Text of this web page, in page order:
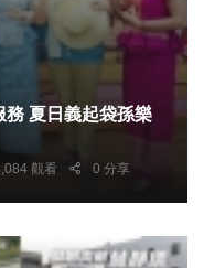
務 夏日義起袋孫樂
觀看 0 分享